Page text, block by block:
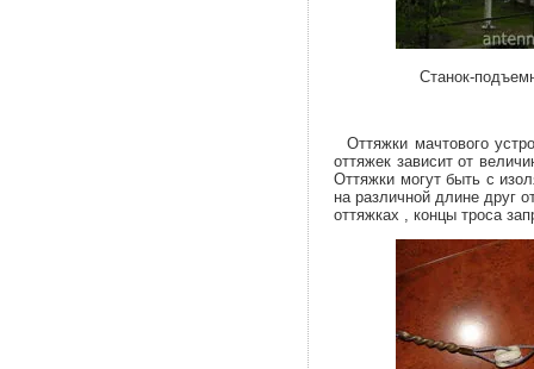
Станок-
Оттяжки мачтового
оттяжек зависит от
Оттяжки могут быть с
на различной длине друг
оттяжках , концы троса